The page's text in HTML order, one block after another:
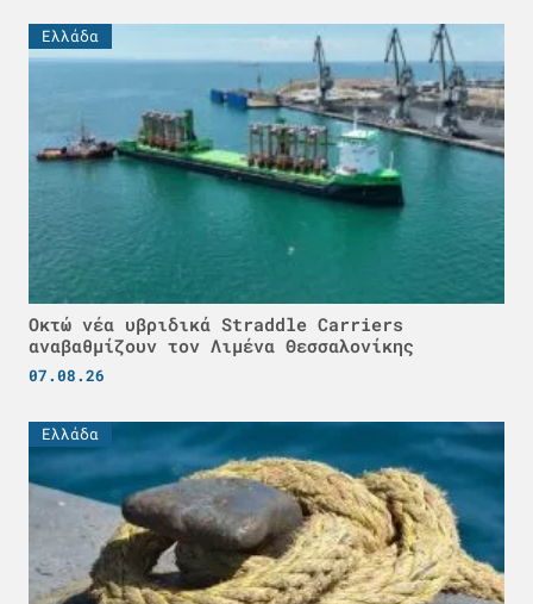
Ελλάδα
Οκτώ νέα υβριδικά Straddle Carriers
αναβαθμίζουν τον Λιμένα Θεσσαλονίκης
07.08.26
Ελλάδα